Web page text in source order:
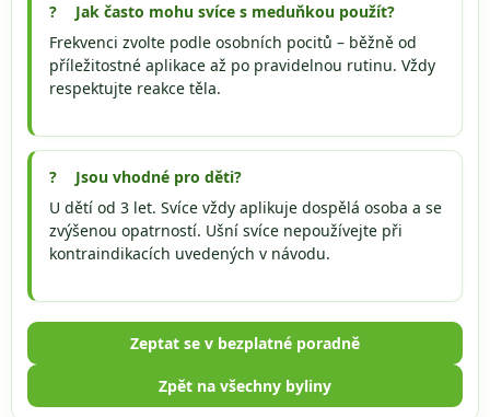
Jak často mohu svíce s meduňkou použít?
Frekvenci zvolte podle osobních pocitů – běžně od
příležitostné aplikace až po pravidelnou rutinu. Vždy
respektujte reakce těla.
Jsou vhodné pro děti?
U dětí od 3 let. Svíce vždy aplikuje dospělá osoba a se
zvýšenou opatrností. Ušní svíce nepoužívejte při
kontraindikacích uvedených v návodu.
Zeptat se v bezplatné poradně
Zpět na všechny byliny